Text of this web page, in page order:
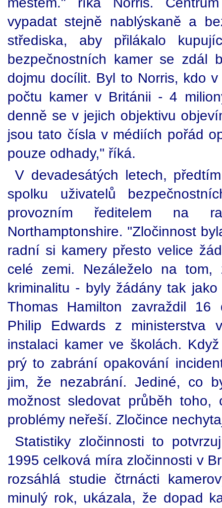
vypadat stejně nablýskaně a
střediska, aby přilákalo
bezpečnostních kamer se zdál
dojmu docílit. Byl to Norris, kdo
počtu kamer v Británii - 4
denně se v jejich objektivu
jsou tato čísla v médiích pořád
pouze odhady," říká.
V devadesátých letech,
spolku uživatelů
provozním ředitelem na
Northamptonshire. "Zločinnost
radní si kamery přesto velice
celé zemi. Nezáleželo na
kriminalitu - byly žádány tak
Thomas Hamilton zavraždil
Philip Edwards z ministerstva
instalaci kamer ve školách.
prý to zabrání opakování
jim, že nezabrání. Jediné, co
možnost sledovat průběh
problémy neřeší. Zločince
Statistiky zločinnosti to
1995 celková míra zločinnosti v
rozsáhlá studie čtrnácti
minulý rok, ukázala, že dopad